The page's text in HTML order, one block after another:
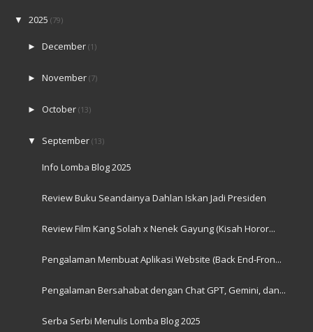
▼ 2025 (79)
►December(1)
►November(7)
► October(13)
▼ September(13)
Info Lomba Blog 2025
Review Buku Seandainya Dahlan Iskan Jadi Presiden
Review Film Kang Solah x Nenek Gayung (Kisah Horor...
Pengalaman Membuat Aplikasi Website (Back End-Fron...
Pengalaman Bersahabat dengan Chat GPT, Gemini, dan...
Serba Serbi Menulis Lomba Blog 2025